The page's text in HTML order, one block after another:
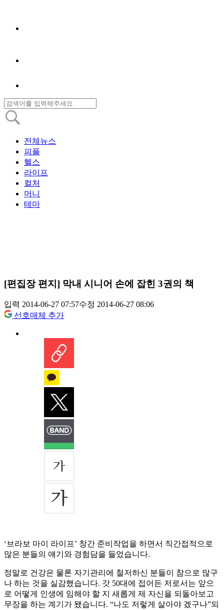
전체뉴스
피플
헬스
라이프
컬처
머니
테마
[편집장 편지] 막내 시니어 손에 잡힌 3권의 책
입력 2014-06-27 07:57수정 2014-06-27 08:06
선호매체 추가
‘브라보 마이 라이프’ 창간 준비작업을 하면서 직간접적으로
많은 분들의 얘기와 경험담을 들었습니다.
정말로 건강은 물론 자기관리에 철저하신 분들이 참으로 많구
나 하는 것을 실감했습니다. 갓 50대에 접어든 저로서는 앞으
로 어떻게 인생에 임해야 할 지 새롭게 제 자신을 되돌아보고
무장을 하는 계기가 됐습니다. “나도 저렇게 살아야 겠구나”되